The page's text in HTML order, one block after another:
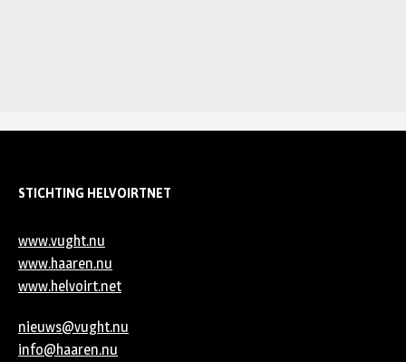
STICHTING HELVOIRTNET
www.vught.nu
www.haaren.nu
www.helvoirt.net
nieuws@vught.nu
info@haaren.nu